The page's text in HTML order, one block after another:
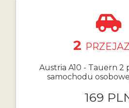
2
Austria A10 - Tauern 2
samochodu
169